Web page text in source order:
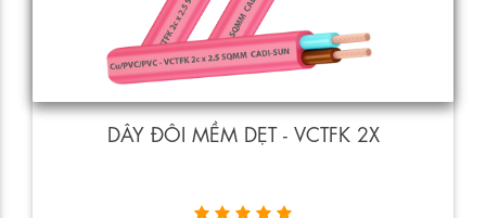
DÂY ĐÔI MỀM DẸT - VCTFK 2X